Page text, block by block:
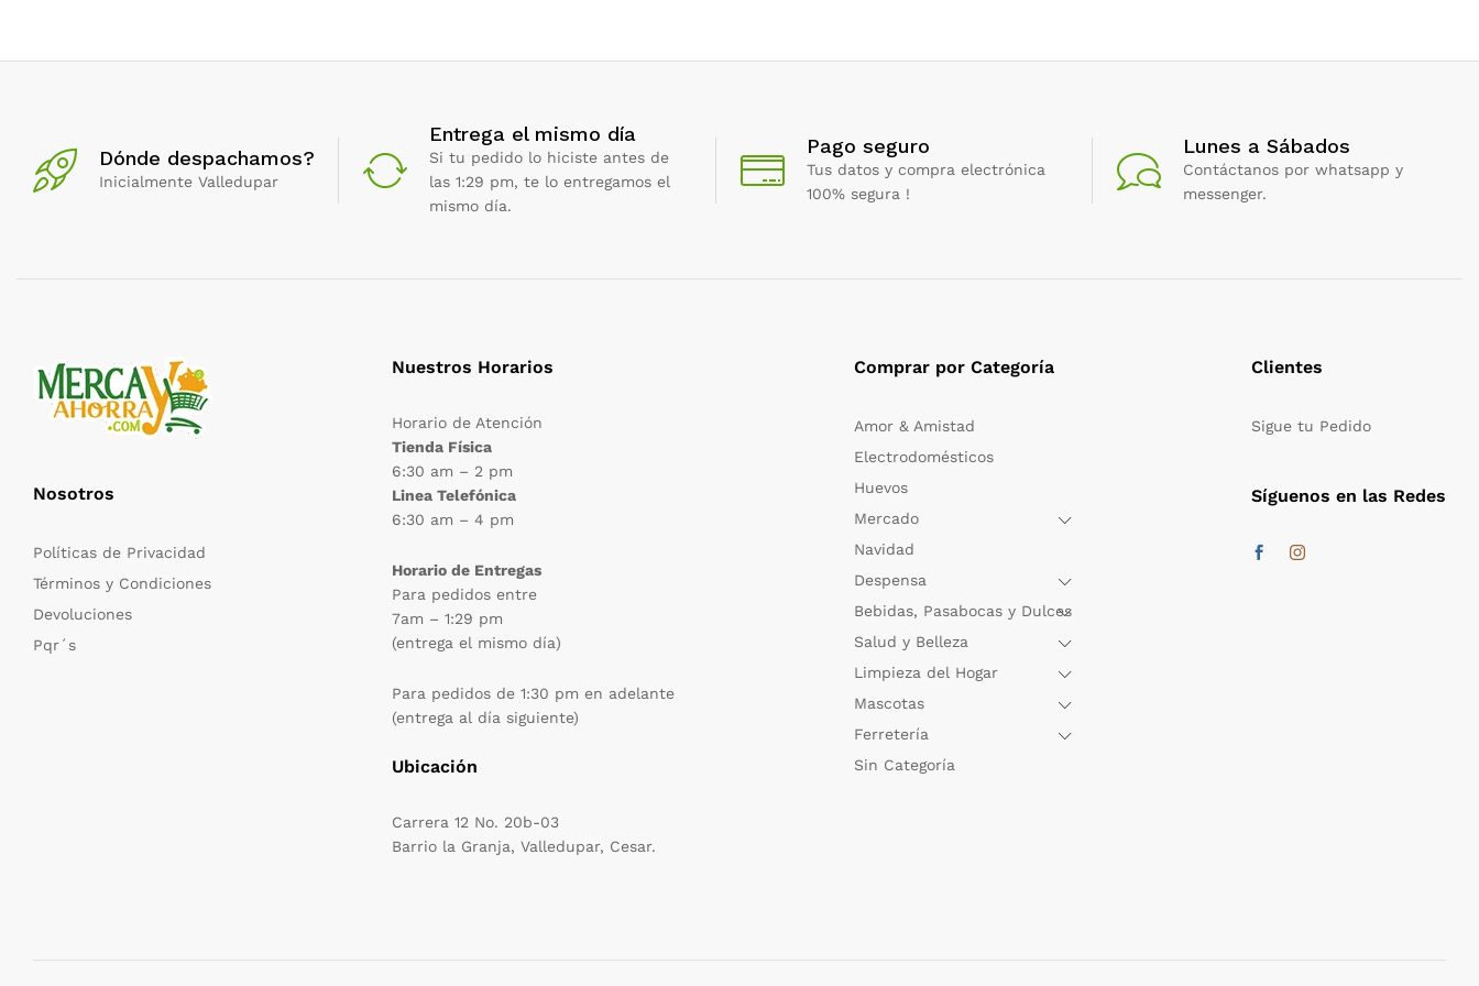
Dónde despachamos?
Inicialmente Valledupar
Entrega el mismo día
Si tu pedido lo hiciste antes de
las 1:29 pm, te lo entregamos el
mismo día.
Pago seguro
Tus datos y compra electrónica
100% segura !
Lunes a Sábados
Contáctanos por whatsapp y
messenger.
Nosotros
Políticas de Privacidad
Términos y Condiciones
Devoluciones
Pqr´s
Nuestros Horarios
Horario de Atención
Tienda Física
6:30 am – 2 pm
Linea Telefónica
6:30 am – 4 pm
Horario de Entregas
Para pedidos entre
7am – 1:29 pm
(entrega el mismo día)
Para pedidos de 1:30 pm en adelante
(entrega al día siguiente)
Ubicación
Carrera 12 No. 20b-03
Barrio la Granja, Valledupar, Cesar.
Comprar por Categoría
Amor & Amistad
Electrodomésticos
Huevos
Mercado
Navidad
Despensa
Bebidas, Pasabocas y Dulces
Salud y Belleza
Limpieza del Hogar
Mascotas
Ferretería
Sin Categoría
Clientes
Sigue tu Pedido
Síguenos en las Redes